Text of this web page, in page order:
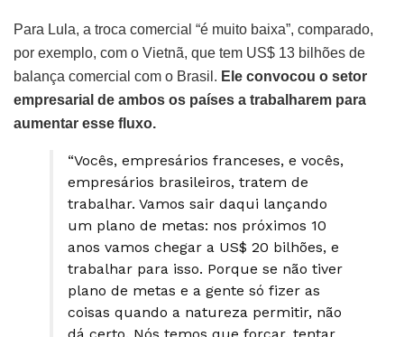
Para Lula, a troca comercial “é muito baixa”, comparado,
por exemplo, com o Vietnã, que tem US$ 13 bilhões de
balança comercial com o Brasil. Ele convocou o setor
empresarial de ambos os países a trabalharem para
aumentar esse fluxo.
“Vocês, empresários franceses, e vocês,
empresários brasileiros, tratem de
trabalhar. Vamos sair daqui lançando
um plano de metas: nos próximos 10
anos vamos chegar a US$ 20 bilhões, e
trabalhar para isso. Porque se não tiver
plano de metas e a gente só fizer as
coisas quando a natureza permitir, não